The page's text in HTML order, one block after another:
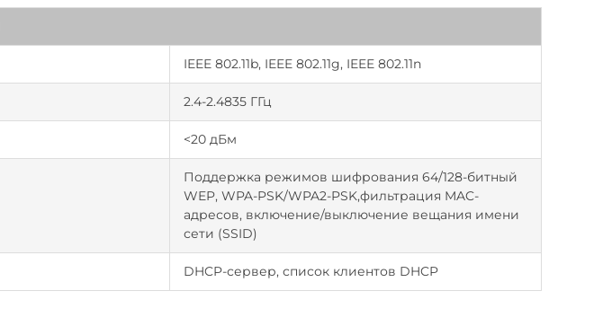
IEEE 802.11b, IEEE 802.11g, IEEE 802.11n
2.4-2.4835 ГГц
<20 дБм
Поддержка режимов шифрования 64/128-битный
WEP, WPA-PSK/WPA2-PSK,фильтрация MAC-
адресов, включение/выключение вещания имени
сети (SSID)
DHCP-сервер, список клиентов DHCP